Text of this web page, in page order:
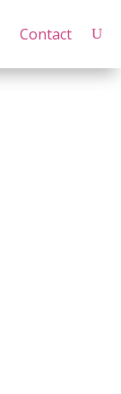
Contact